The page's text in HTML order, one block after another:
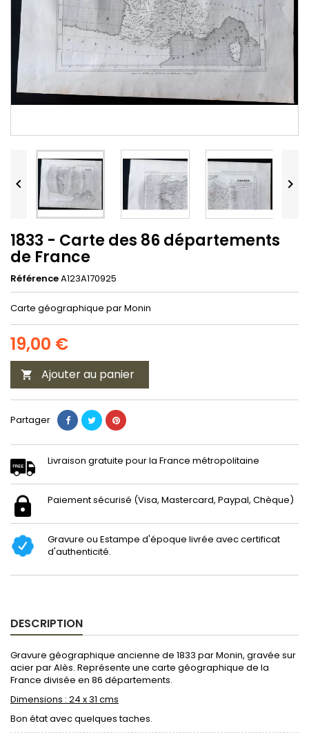
 
1833 - Carte des 86 départements
de France
RéférenceA123A170925
Carte géographique par Monin
19,00 €
 Ajouter au panier
Partager
Livraison gratuite pour la France métropolitaine
Paiement sécurisé (Visa, Mastercard, Paypal, Chèque)
Gravure ou Estampe d'époque livrée avec certificat
d'authenticité.
DESCRIPTION
Gravure géographique ancienne de 1833 par Monin, gravée sur
acier par Alès. Représente une carte géographique de la
France divisée en 86 départements.
Dimensions : 24 x 31 cms
Bon état avec quelques taches.